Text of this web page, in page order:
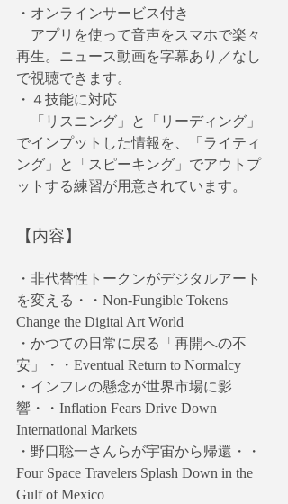
・オンラインサービス付き
アプリを使って音声をスマホで楽々
再生。ニュース動画を字幕あり／なし
で視聴できます。
・４技能に対応
「リスニング」と「リーディング」
でインプットした情報を、「ライティ
ング」と「スピーキング」でアウトプ
ットする練習が用意されています。
【内容】
・非代替性トークンがデジタルアート
を変える・・Non-Fungible Tokens
Change the Digital Art World
・かつての日常に戻る「再開への不
安」・・Eventual Return to Normalcy
・インフレの懸念が世界市場に影
響・・Inflation Fears Drive Down
International Markets
・野口聡一さんらが宇宙から帰還・・
Four Space Travelers Splash Down in the
Gulf of Mexico